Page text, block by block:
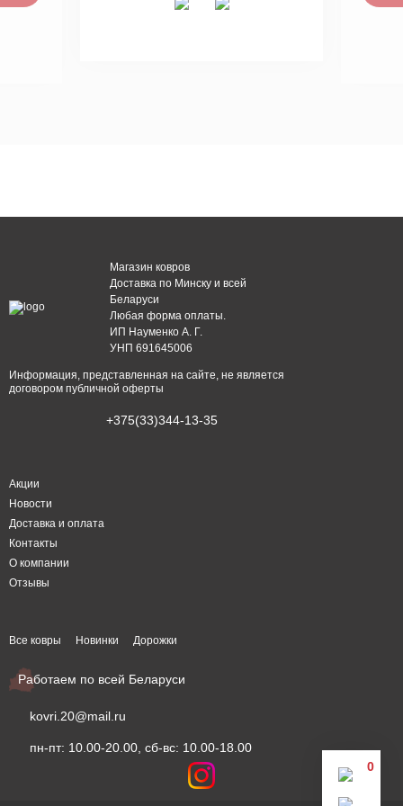
0
Магазин ковров
Доставка по Минску и всей
Беларуси
Любая форма оплаты.
ИП Науменко А. Г.
УНП 691645006
Информация, представленная на сайте, не является
договором публичной оферты
+375(33)344-13-35
Акции
Новости
Доставка и оплата
Контакты
О компании
Отзывы
Все ковры Новинки Дорожки
Работаем по всей Беларуси
kovri.20@mail.ru
пн-пт: 10.00-20.00, сб-вс: 10.00-18.00